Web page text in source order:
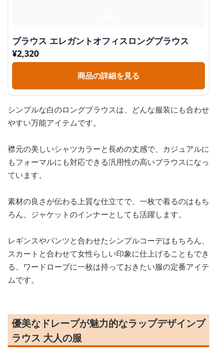
ブラウス エレガントオフィスロングブラウス
¥2,320
商品の詳細を見る
シンプルな白のロングブラウスは、どんな服装にも合わせ
やすい万能アイテムです。
襟元の美しいシャツカラーと長めの丈感で、カジュアルに
もフォーマルにも対応できる汎用性の高いブラウスになっ
ています。
素材の良さが伝わる上質な仕立てで、一枚で着るのはもち
ろん、ジャケットのインナーとしても活躍します。
レギンスやパンツと合わせたシンプルコーデはもちろん、
スカートと合わせて女性らしい印象に仕上げることもでき
る、ワードローブに一枚は持っておきたい服の定番アイテ
ムです。
優美なドレープが魅力的なラップデザインブ
ラウス 大人の服